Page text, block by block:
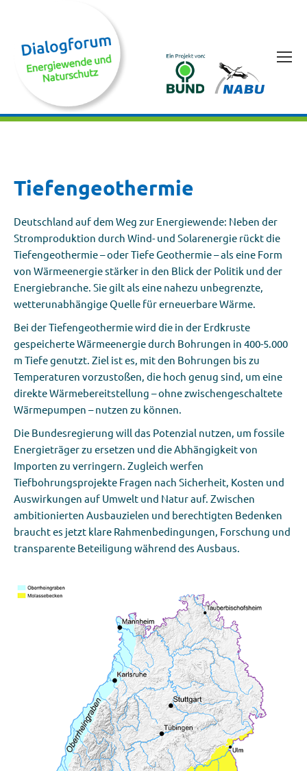
Tiefengeothermie
Deutschland auf dem Weg zur Energiewende: Neben der
Stromproduktion durch Wind- und Solarenergie rückt die
Tiefengeothermie – oder Tiefe Geothermie – als eine Form
von Wärmeenergie stärker in den Blick der Politik und der
Energiebranche. Sie gilt als eine nahezu unbegrenzte,
wetterunabhängige Quelle für erneuerbare Wärme.
Bei der Tiefengeothermie wird die in der Erdkruste
gespeicherte Wärmeenergie durch Bohrungen in 400-5.000
m Tiefe genutzt. Ziel ist es, mit den Bohrungen bis zu
Temperaturen vorzustoßen, die hoch genug sind, um eine
direkte Wärmebereitstellung – ohne zwischengeschaltete
Wärmepumpen – nutzen zu können.
Die Bundesregierung will das Potenzial nutzen, um fossile
Energieträger zu ersetzen und die Abhängigkeit von
Importen zu verringern. Zugleich werfen
Tiefbohrungsprojekte Fragen nach Sicherheit, Kosten und
Auswirkungen auf Umwelt und Natur auf. Zwischen
ambitionierten Ausbauzielen und berechtigten Bedenken
braucht es jetzt klare Rahmenbedingungen, Forschung und
transparente Beteiligung während des Ausbaus.